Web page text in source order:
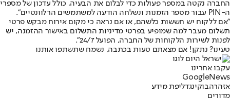
החברה נקטה במספר פעולות כדי לבלום את הבעיה, כולל עדכון של מספרי
ה-PIN עבור מספר הזמנות ונשלחה הודעה למשתמשים הרלוונטיים".
"אם ללקוח יש חששות כלשהם, או אם נראה כי מקום אירוח מבקש פרטי
תשלום מעבר למה שמופיע בפרטי מדיניות התשלום באישור ההזמנה, יש
לפנות לשירות הלקוחות של החברה, הפועל 24/7".
טעינו? נתקן! אם מצאתם טעות בכתבה, נשמח שתשתפו אותנו
עקבו אחרינו
Googl eNews
אזהרהבוקינגדליפת מידע
מדורים